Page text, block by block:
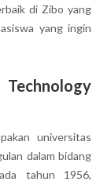
di Zibo yang
yang ingin
universitas
dalam bidang
tahun 1956,